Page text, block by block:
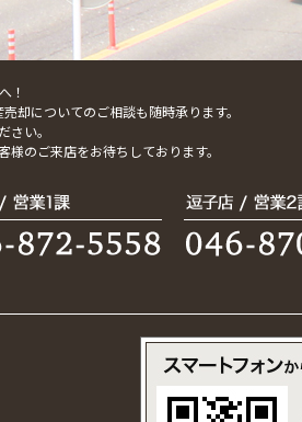
！
却についてのご相談も随時承ります。
い。
のご来店をお待ちしております。